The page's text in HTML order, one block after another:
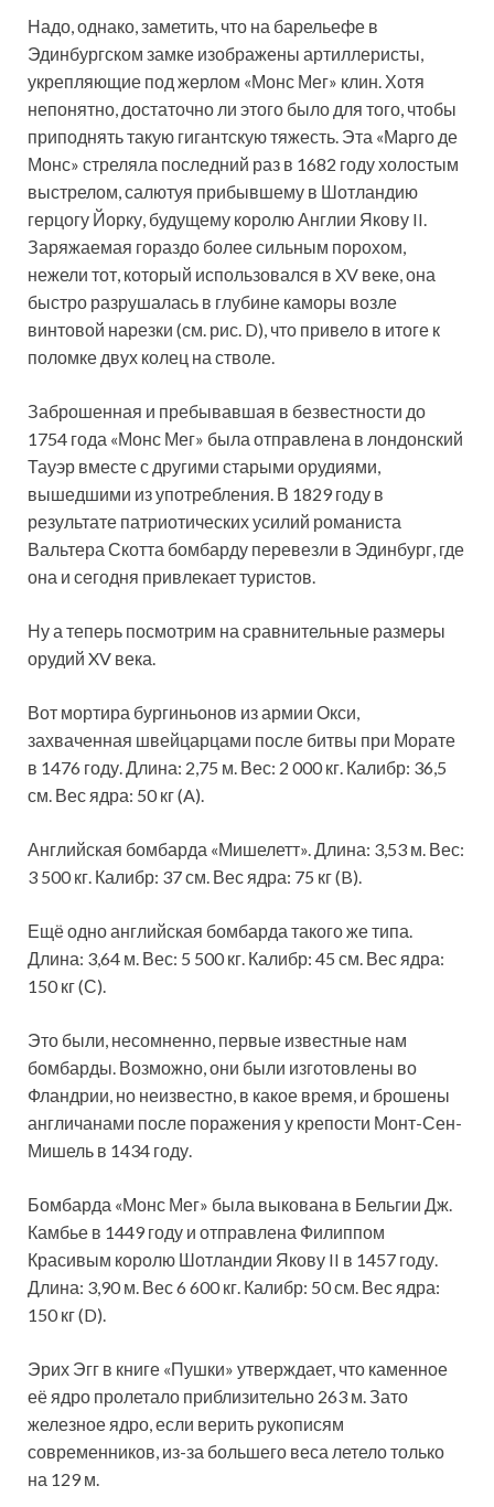
Надо, однако, заметить, что на барельефе в
Эдинбургском замке изображены артиллеристы,
укрепляющие под жерлом «Монс Мег» клин. Хотя
непонятно, достаточно ли этого было для того, чтобы
приподнять такую гигантскую тяжесть. Эта «Марго де
Монс» стреляла последний раз в 1682 году холостым
выстрелом, салютуя прибывшему в Шотландию
герцогу Йорку, будущему королю Англии Якову II.
Заряжаемая гораздо более сильным порохом,
нежели тот, который использовался в XV веке, она
быстро разрушалась в глубине каморы возле
винтовой нарезки (см. рис. D), что привело в итоге к
поломке двух колец на стволе.
Заброшенная и пребывавшая в безвестности до
1754 года «Монс Мег» была отправлена в лондонский
Тауэр вместе с другими старыми орудиями,
вышедшими из употребления. В 1829 году в
результате патриотических усилий романиста
Вальтера Скотта бомбарду перевезли в Эдинбург, где
она и сегодня привлекает туристов.
Ну а теперь посмотрим на сравнительные размеры
орудий XV века.
Вот мортира бургиньонов из армии Окси,
захваченная швейцарцами после битвы при Морате
в 1476 году. Длина: 2,75 м. Вес: 2 000 кг. Калибр: 36,5
см. Вес ядра: 50 кг (A).
Английская бомбарда «Мишелетт». Длина: 3,53 м. Вес:
3 500 кг. Калибр: 37 см. Вес ядра: 75 кг (B).
Ещё одно английская бомбарда такого же типа.
Длина: 3,64 м. Вес: 5 500 кг. Калибр: 45 см. Вес ядра:
150 кг (С).
Это были, несомненно, первые известные нам
бомбарды. Возможно, они были изготовлены во
Фландрии, но неизвестно, в какое время, и брошены
англичанами после поражения у крепости Монт-Сен-
Мишель в 1434 году.
Бомбарда «Монс Мег» была выкована в Бельгии Дж.
Камбье в 1449 году и отправлена Филиппом
Красивым королю Шотландии Якову II в 1457 году.
Длина: 3,90 м. Вес 6 600 кг. Калибр: 50 см. Вес ядра:
150 кг (D).
Эрих Эгг в книге «Пушки» утверждает, что каменное
её ядро пролетало приблизительно 263 м. Зато
железное ядро, если верить рукописям
современников, из-за большего веса летело только
на 129 м.